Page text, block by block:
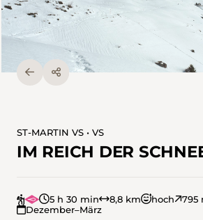
ST-MARTIN VS • VS
IM REICH DER
5 h 30 min 8,8 km hoch 795
Dezember–März